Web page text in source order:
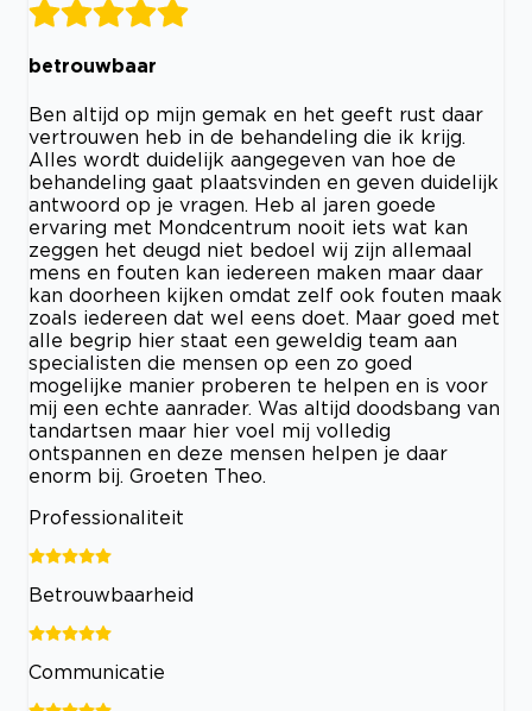
betrouwbaar
Ben altijd op mijn gemak en het geeft rust daar
vertrouwen heb in de behandeling die ik krijg.
Alles wordt duidelijk aangegeven van hoe de
behandeling gaat plaatsvinden en geven duidelijk
antwoord op je vragen. Heb al jaren goede
ervaring met Mondcentrum nooit iets wat kan
zeggen het deugd niet bedoel wij zijn allemaal
mens en fouten kan iedereen maken maar daar
kan doorheen kijken omdat zelf ook fouten maak
zoals iedereen dat wel eens doet. Maar goed met
alle begrip hier staat een geweldig team aan
specialisten die mensen op een zo goed
mogelijke manier proberen te helpen en is voor
mij een echte aanrader. Was altijd doodsbang van
tandartsen maar hier voel mij volledig
ontspannen en deze mensen helpen je daar
enorm bij. Groeten Theo.
Professionaliteit
Betrouwbaarheid
Communicatie